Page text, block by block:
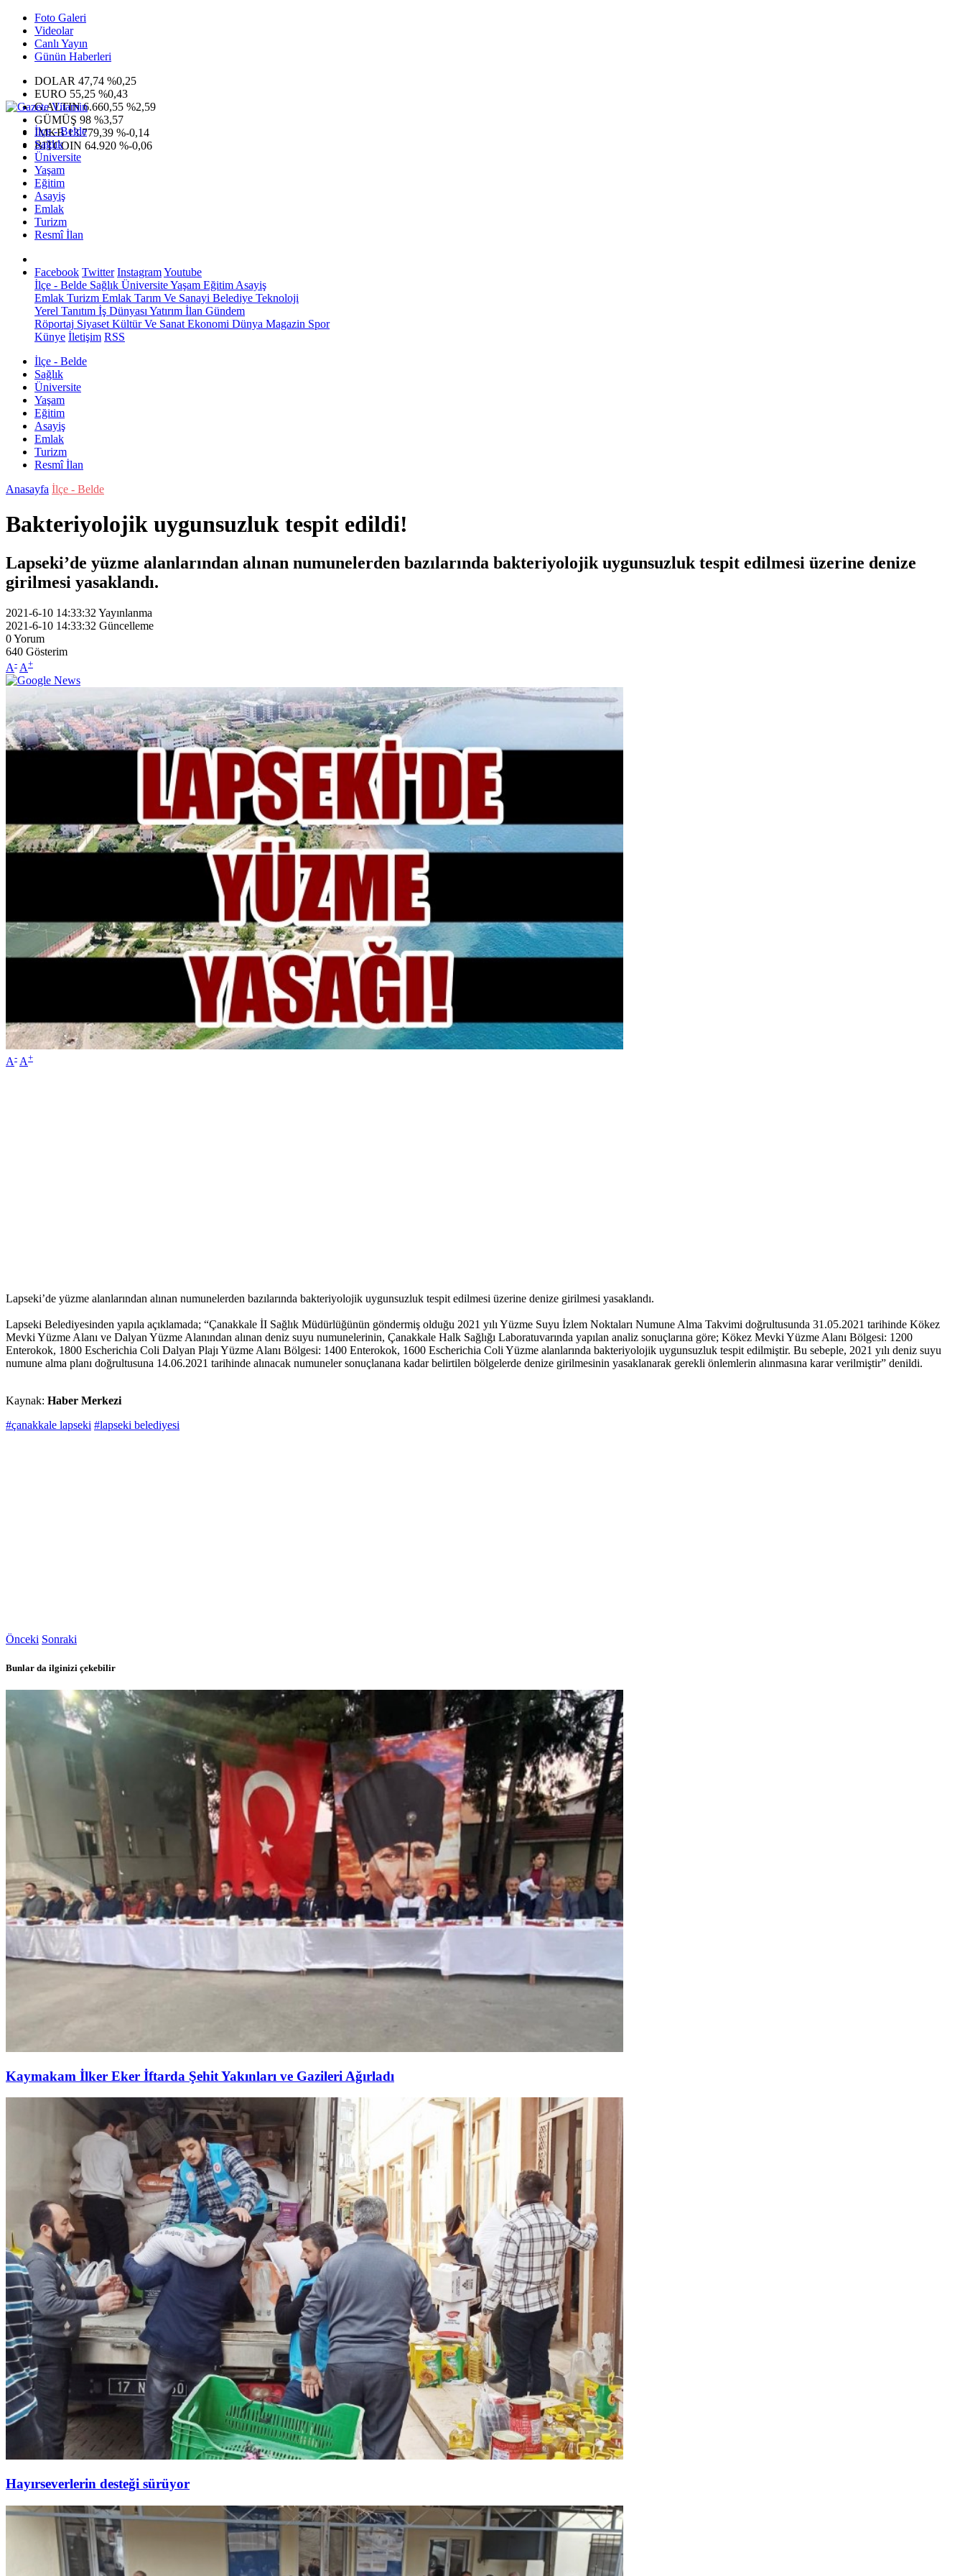
Foto Galeri
Videolar
Canlı Yayın
Günün Haberleri
DOLAR 47,74 %0,25
EURO 55,25 %0,43
G.ALTIN6.660,55 %2,59
GÜMÜŞ 98 %3,57
IMKB13.779,39 %-0,14
BITCOIN 64.920 %-0,06
İlçe - Belde
Sağlık
Üniversite
Yaşam
Eğitim
Asayiş
Emlak
Turizm
Resmî İlan
Facebook Twitter InstagramYoutube
İlçe - Belde Sağlık ÜniversiteYaşam Eğitim Asayiş
Emlak Turizm Emlak Tarım Ve Sanayi Belediye Teknoloji
Yerel Tanıtım İş Dünyası Yatırım İlan Gündem
Röportaj Siyaset Kültür Ve Sanat Ekonomi Dünya Magazin Spor
Künye İletişim RSS
İlçe - Belde
Sağlık
Üniversite
Yaşam
Eğitim
Asayiş
Emlak
Turizm
Resmî İlan
Anasayfa İlçe - Belde
Bakteriyolojik uygunsuzluk tespit edildi!
Lapseki’de yüzme alanlarından alınan numunelerden bazılarında bakteriyolojik uygunsuzluk tespit edilmesi üzerine denize
girilmesi yasaklandı.
2021-6-10 14:33:32 Yayınlanma
2021-6-10 14:33:32 Güncelleme
0Yorum
640 Gösterim
A- A+
A- A+
Lapseki’de yüzme alanlarından alınan numunelerden bazılarında bakteriyolojik uygunsuzluk tespit edilmesi üzerine denize girilmesi yasaklandı.
Lapseki Belediyesinden yapıla açıklamada; “Çanakkale İI Sağlık Müdürlüğünün göndermiş olduğu 2021 yılı Yüzme Suyu İzlem Noktaları Numune Alma Takvimi doğrultusunda 31.05.2021 tarihinde Kökez
Mevki Yüzme Alanı ve Dalyan Yüzme Alanından alınan deniz suyu numunelerinin, Çanakkale Halk Sağlığı Laboratuvarında yapılan analiz sonuçlarına göre; Kökez Mevki Yüzme Alanı Bölgesi: 1200
Enterokok, 1800 Escherichia Coli Dalyan Plajı Yüzme Alanı Bölgesi: 1400 Enterokok, 1600 Escherichia Coli Yüzme alanlarında bakteriyolojik uygunsuzluk tespit edilmiştir. Bu sebeple, 2021 yılı deniz suyu
numune alma planı doğrultusuna 14.06.2021 tarihinde alınacak numuneler sonuçlanana kadar belirtilen bölgelerde denize girilmesinin yasaklanarak gerekli önlemlerin alınmasına karar verilmiştir” denildi.
Kaynak: Haber Merkezi
#çanakkale lapseki #lapseki belediyesi
Önceki Sonraki
Bunlar da ilginizi çekebilir
Kaymakam İlker Eker İftarda Şehit Yakınları ve Gazileri Ağırladı
Hayırseverlerin desteği sürüyor